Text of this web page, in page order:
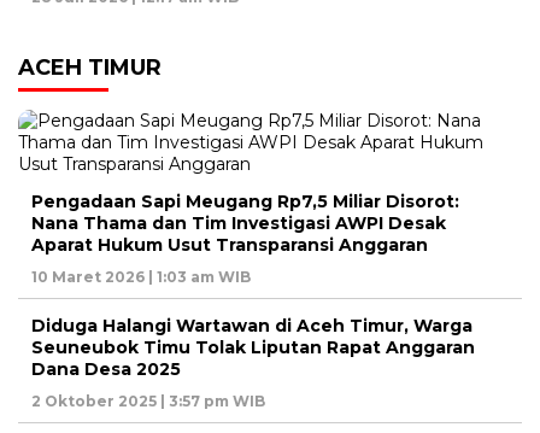
ACEH TIMUR
Pengadaan Sapi Meugang Rp7,5 Miliar Disorot:
Nana Thama dan Tim Investigasi AWPI Desak
Aparat Hukum Usut Transparansi Anggaran
10 Maret 2026 | 1:03 am WIB
Diduga Halangi Wartawan di Aceh Timur, Warga
Seuneubok Timu Tolak Liputan Rapat Anggaran
Dana Desa 2025
2 Oktober 2025 | 3:57 pm WIB